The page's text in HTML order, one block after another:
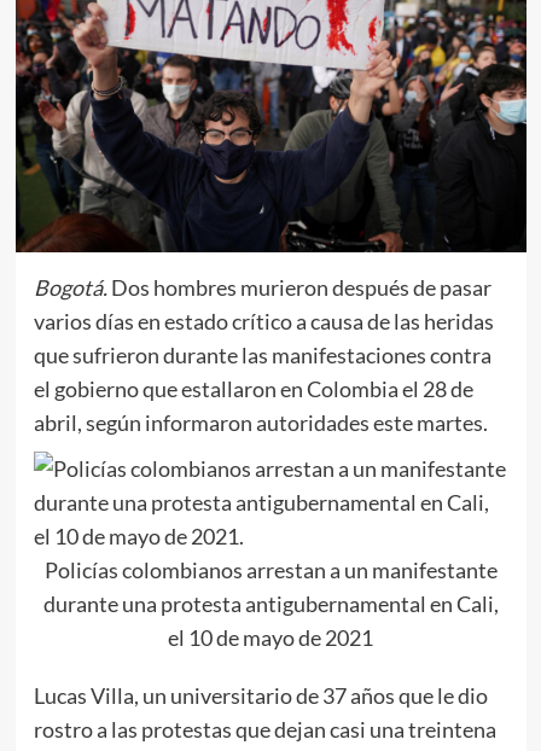
Bogotá.Dos hombres murieron después de pasar
varios días en estado crítico a causa de las heridas
que sufrieron durante las manifestaciones contra
el gobierno que estallaron en Colombia el 28 de
abril, según informaron autoridades este martes.
Policías colombianos arrestan a un manifestante
durante una protesta antigubernamental en Cali,
el 10 de mayo de 2021
Lucas Villa, un universitario de 37 años que le dio
rostro a las protestas que dejan casi una treintena